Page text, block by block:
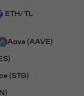
ETH/TL
Aave (AAVE)
(STG)